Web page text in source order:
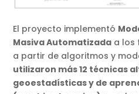
El proyecto implementó
Masiva Automatizada a los
a partir de algoritmos y
utilizaron más 12 técnicas
geoestadísticas y de